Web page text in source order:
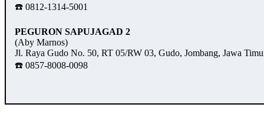
☎️ 0812-1314-5001
PEGURON SAPUJAGAD 2
(Aby Marnos)
Jl. Raya Gudo No. 50, RT 05/RW 03, Gudo, Jombang, Jawa
☎️ 0857-8008-0098